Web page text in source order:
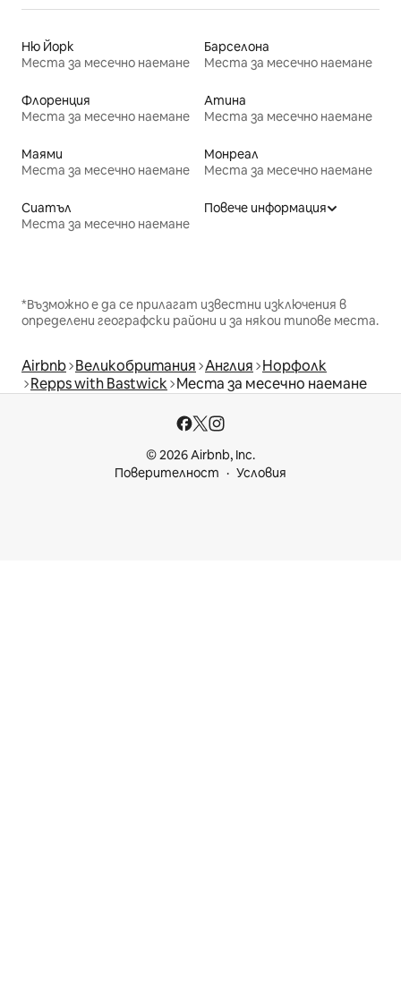
Ню Йорк
Места за месечно наемане
Барселона
Места за месечно наемане
Флоренция
Места за месечно наемане
Атина
Места за месечно наемане
Маями
Места за месечно наемане
Монреал
Места за месечно наемане
Сиатъл
Места за месечно наемане
Повече информация
*Възможно е да се прилагат известни изключения в
определени географски райони и за някои типове места.
Airbnb Великобритания Англия Норфолк
Repps with Bastwick Места за месечно наемане
© 2026 Airbnb, Inc.
Поверителност
Условия